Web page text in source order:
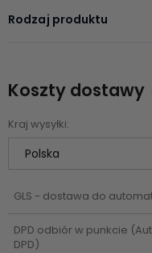
Rodzaj produktu
Koszty dostawy
Cena nie zawiera
Kraj wysyłki:
GLS - dostawa do
DPD odbiór w punkcie
DPD)